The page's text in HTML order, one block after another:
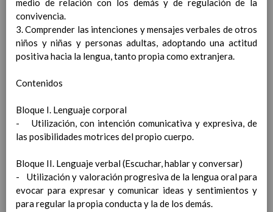
ESCOLAR POR EMPRESA
ANEXO XI. ACTUALIZACIÃ“N ANEXO
I Y II PERSONAL ESPCIALMENTE
SENSIBLE
curso21-22
SALUD. COVID-19 CENTROS Y
SERVICIOS EDUCATIVOS
DOCENTES (NO UNIVERSITARIOS)
2021/2022
14 de enero 2022
ANEXO XIII GESTIÃ“N DE CASOS:
Actuaciones ante sospecha y
confirmaciÃ³n.
curso21-22
medio de relación con los demás y de regulación de la
convivencia.
3. Comprender las intenciones y mensajes verbales de otros
niños y niñas y personas adultas, adoptando una actitud
positiva hacia la lengua, tanto propia como extranjera.
Contenidos
Bloque I. Lenguaje corporal
- Utilización, con intención comunicativa y expresiva, de
las posibilidades motrices del propio cuerpo.
Bloque II. Lenguaje verbal (Escuchar, hablar y conversar)
- Utilización y valoración progresiva de la lengua oral para
evocar para expresar y comunicar ideas y sentimientos y
para regular la propia conducta y la de los demás.